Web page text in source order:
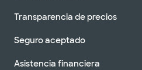
Transparencia de precios
Seguro aceptado
Asistencia financiera